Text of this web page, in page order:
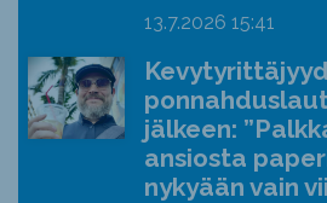
13.7.2026 15:41
jälkeen:
ansiosta
nykyään vain